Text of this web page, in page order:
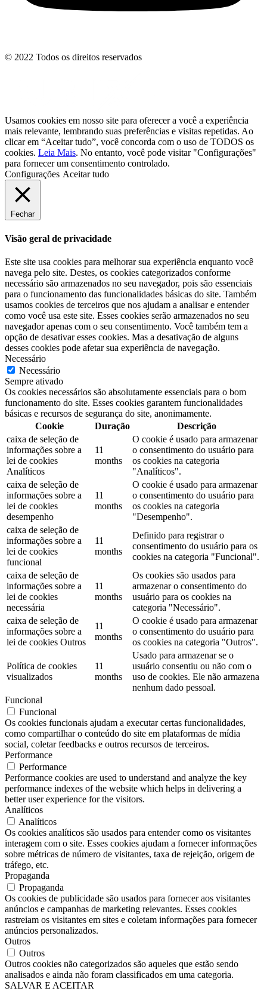
© 2022 Todos os direitos reservados
Usamos cookies em nosso site para oferecer a você a experiência
mais relevante, lembrando suas preferências e visitas repetidas. Ao
clicar em “Aceitar tudo”, você concorda com o uso de TODOS os
cookies. Leia Mais. No entanto, você pode visitar "Configurações"
para fornecer um consentimento controlado.
Configurações Aceitar tudo
Fechar
Visão geral de privacidade
Este site usa cookies para melhorar sua experiência enquanto você
navega pelo site. Destes, os cookies categorizados conforme
necessário são armazenados no seu navegador, pois são essenciais
para o funcionamento das funcionalidades básicas do site. Também
usamos cookies de terceiros que nos ajudam a analisar e entender
como você usa este site. Esses cookies serão armazenados no seu
navegador apenas com o seu consentimento. Você também tem a
opção de desativar esses cookies. Mas a desativação de alguns
desses cookies pode afetar sua experiência de navegação.
Necessário
Necessário
Sempre ativado
Os cookies necessários são absolutamente essenciais para o bom
funcionamento do site. Esses cookies garantem funcionalidades
básicas e recursos de segurança do site, anonimamente.
Cookie
Duração
Descrição
caixa de seleção de
informações sobre a
lei de cookies
Analíticos
11
months
O cookie é usado para armazenar
o consentimento do usuário para
os cookies na categoria
"Analíticos".
caixa de seleção de
informações sobre a
lei de cookies
desempenho
11
months
O cookie é usado para armazenar
o consentimento do usuário para
os cookies na categoria
"Desempenho".
caixa de seleção de
informações sobre a
lei de cookies
funcional
11
months
Definido para registrar o
consentimento do usuário para os
cookies na categoria "Funcional".
caixa de seleção de
informações sobre a
lei de cookies
necessária
11
months
Os cookies são usados ​​para
armazenar o consentimento do
usuário para os cookies na
categoria "Necessário".
caixa de seleção de
informações sobre a
lei de cookies Outros
11
months
O cookie é usado para armazenar
o consentimento do usuário para
os cookies na categoria "Outros".
Política de cookies
visualizados
11
months
Usado para armazenar se o
usuário consentiu ou não com o
uso de cookies. Ele não armazena
nenhum dado pessoal.
Funcional
Funcional
Os cookies funcionais ajudam a executar certas funcionalidades,
como compartilhar o conteúdo do site em plataformas de mídia
social, coletar feedbacks e outros recursos de terceiros.
Performance
Performance
Performance cookies are used to understand and analyze the key
performance indexes of the website which helps in delivering a
better user experience for the visitors.
Analíticos
Analíticos
Os cookies analíticos são usados ​​para entender como os visitantes
interagem com o site. Esses cookies ajudam a fornecer informações
sobre métricas de número de visitantes, taxa de rejeição, origem de
tráfego, etc.
Propaganda
Propaganda
Os cookies de publicidade são usados ​​para fornecer aos visitantes
anúncios e campanhas de marketing relevantes. Esses cookies
rastreiam os visitantes em sites e coletam informações para fornecer
anúncios personalizados.
Outros
Outros
Outros cookies não categorizados são aqueles que estão sendo
analisados ​​e ainda não foram classificados em uma categoria.
SALVAR E ACEITAR